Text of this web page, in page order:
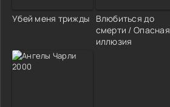
Убей меня трижды
Влюбиться до
смерти / Опасная
иллюзия